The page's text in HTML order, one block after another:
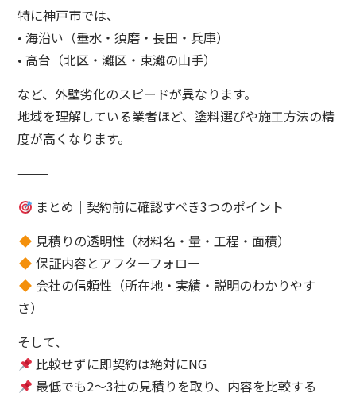
特に神戸市では、
• 海沿い（垂水・須磨・長田・兵庫）
• 高台（北区・灘区・東灘の山手）
など、外壁劣化のスピードが異なります。
地域を理解している業者ほど、塗料選びや施工方法の精
度が高くなります。
⸻
まとめ｜契約前に確認すべき3つのポイント
見積りの透明性（材料名・量・工程・面積）
保証内容とアフターフォロー
会社の信頼性（所在地・実績・説明のわかりやす
さ）
そして、
比較せずに即契約は絶対にNG
最低でも2〜3社の見積りを取り、内容を比較する